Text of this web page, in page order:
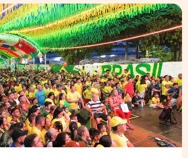
da Copa mobiliza moradores e